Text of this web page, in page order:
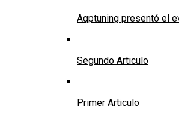
Aqptuning presentó el
Segundo Articulo
Primer Articulo